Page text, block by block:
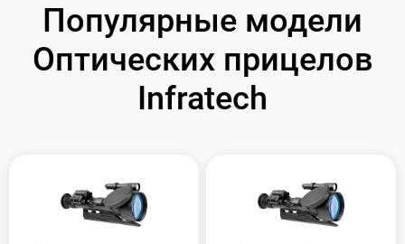
Популярные модели
Оптических прицелов
Infratech